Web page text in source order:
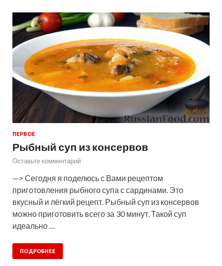
ПЕРВОЕ
Рыбный суп из консервов
Оставьте комментарий
—> Сегодня я поделюсь с Вами рецептом
приготовления рыбного супа с сардинами. Это
вкусный и лёгкий рецепт. Рыбный суп из консервов
можно приготовить всего за 30 минут. Такой суп
идеально …
ПОДРОБНЕЕ